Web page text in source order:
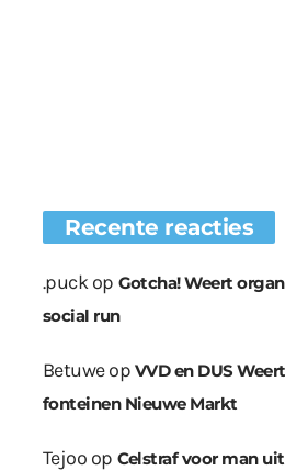
Recente reacties
.puckop Gotcha! Weert
social run
Betuweop VVD en DUS
fonteinen Nieuwe Markt
Tejoo op Celstraf voor man